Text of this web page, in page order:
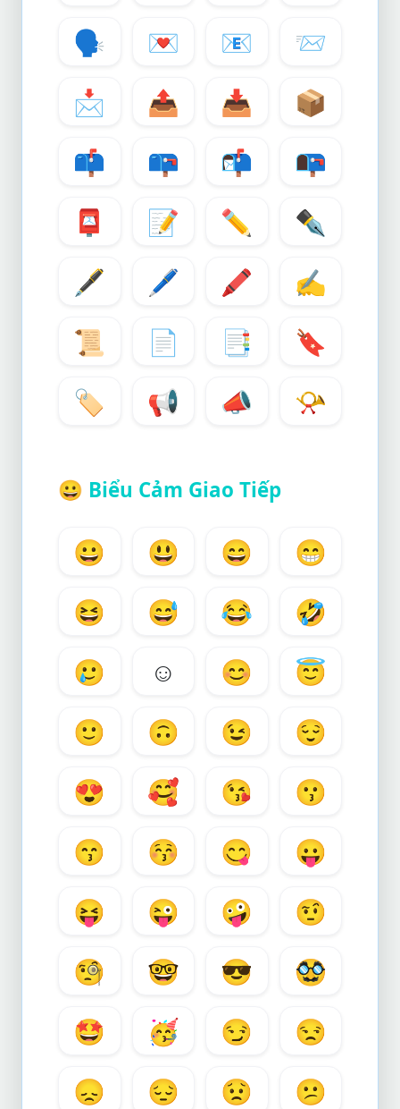
🗣️
💌 📧
📨
📩
📤 📥
📦
📫
📪 📬
📭
📮
📝 ✏️
✒️
🖋️
🖊️ 🖍️
✍️
📜
📄 📑
🔖
🏷️
📢 📣 📯
😀 Biểu Cảm Giao Tiếp
😀 😃 😄
😁
😆
😅 😂
🤣
🥲
☺️ 😊
😇
🙂
🙃 😉
😌
😍
🥰 😘
😗
😙
😚 😋
😛
😝
😜 🤪
🤨
🧐
🤓 😎
🥸
🤩
🥳 😏
😒
😞
😔 😟
😕